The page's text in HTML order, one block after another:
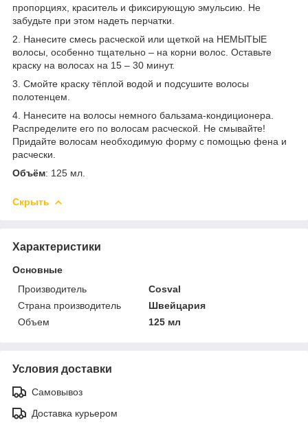
пропорциях, краситель и фиксирующую эмульсию. Не
забудьте при этом надеть перчатки.
2. Нанесите смесь расческой или щеткой на НЕМЫТЫЕ
волосы, особенно тщательно – на корни волос. Оставьте
краску на волосах на 15 – 30 минут.
3. Смойте краску тёплой водой и подсушите волосы
полотенцем.
4. Нанесите на волосы немного бальзама-кондиционера.
Распределите его по волосам расческой. Не смывайте!
Придайте волосам необходимую форму с помощью фена и
расчески.
Объём: 125 мл.
Скрыть
Характеристики
Основные
Производитель
Cosval
Страна производитель
Швейцария
Объем
125 мл
Условия доставки
Самовывоз
Доставка курьером